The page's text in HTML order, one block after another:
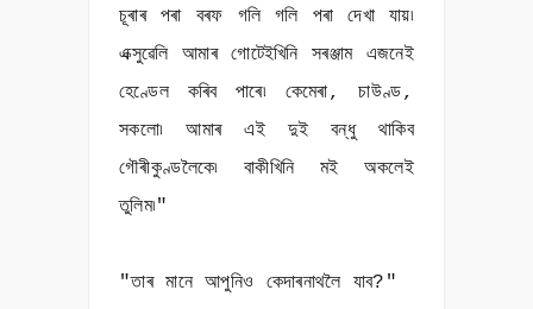
চূৰাৰ পৰা বৰফ গলি গলি পৰা দেখা যায়৷
এক্সুৱেলি আমাৰ গোটেইখিনি সৰঞ্জাম এজনেই
হেণ্ডেল কৰিব পাৰে৷ কেমেৰা, চাউণ্ড,
সকলো৷ আমাৰ এই দুই বন্ধু থাকিব
গৌৰীকুণ্ডলৈকে৷ বাকীখিনি মই অকলেই
তুলিম৷"
"তাৰ মানে আপুনিও কেদাৰনাথলৈ যাব?"